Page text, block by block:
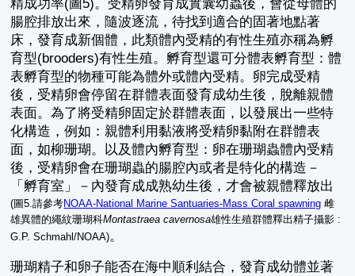
精成功率(圖5)。受精卵發育成實囊幼蟲後，會從母體的
腸腔排放出來，隨波逐流，待找到適合的固著地點著
床，發育成新個體，此類體內受精的有性生殖亦稱為孵
育型(brooders)有性生殖。孵育型還可分體表孵育型：體
表孵育型的物種可能為體外或體內受精。卵完成受精
後，受精卵會停留在群體表面發育成幼生後，脫離親體
表面。為了將受精卵固定於群體表面，以發展出一些特
化構造，例如：親體利用黏液將受精卵黏附在群體表
面，如柳珊瑚。以及體內孵育型：卵在珊瑚蟲體內受精
後，受精卵會在珊瑚蟲的腸腔內或者是特化的構造－
「孵育室」－內發育成成熟幼生後，才會被親體釋放出
(圖5.請參考NOAA-National Marine Santuaries-Mass Coral spawning 雌
雄異體的繩紋珊瑚科Montastraea cavernosa雄性生殖群體釋出精子攝影 :
G.P. Schmahl/NOAA)。
珊瑚精子和卵子能否在海中順利結合，發育成幼體並著